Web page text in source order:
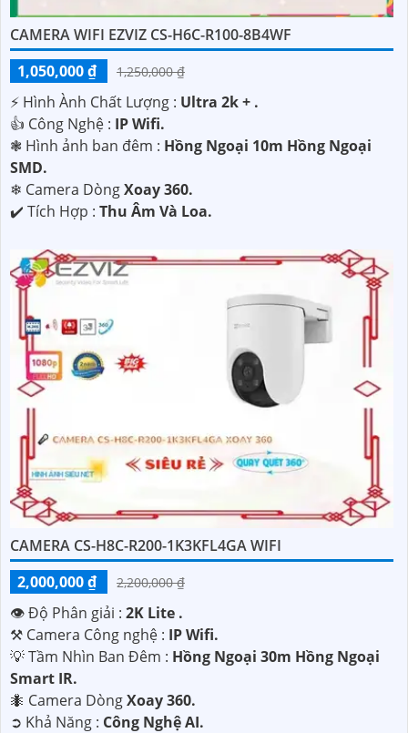
CAMERA WIFI EZVIZ CS-H6C-R100-8B4WF
1,050,000 ₫
1,250,000 ₫
️⚡ Hình Ành Chất Lượng : Ultra 2k + .
👍 Công Nghệ : IP Wifi.
❃ Hình ảnh ban đêm : Hồng Ngoại 10m Hồng Ngoại
SMD.
❄ Camera DòngXoay 360.
️✔️ Tích Hợp : Thu Âm Và Loa.
CAMERA CS-H8C-R200-1K3KFL4GA WIFI
2,000,000 ₫
2,200,000 ₫
👁 Độ Phân giải : 2K Lite .
⚒ Camera Công nghệ : IP Wifi.
💡 Tầm Nhìn Ban Đêm : Hồng Ngoại 30m Hồng Ngoại
Smart IR.
🐜 Camera DòngXoay 360.
️➲ Khả Năng : Công Nghệ AI.